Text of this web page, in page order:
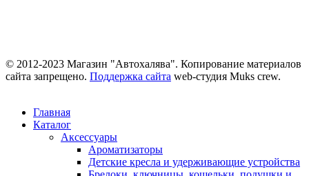
© 2012-2023 Магазин "Автохалява". Копирование материалов
сайта запрещено. Поддержка сайта web-студия Muks crew.
Главная
Каталог
Аксессуары
Ароматизаторы
Детские кресла и удерживающие устройства